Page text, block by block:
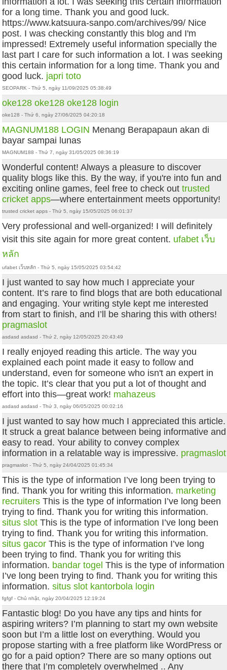
for a long time. Thank you and good luck.
https://www.katsuura-sanpo.com/archives/99/ Nice
post. I was checking constantly this blog and I'm
impressed! Extremely useful information specially the
last part I care for such information a lot. I was seeking
this certain information for a long time. Thank you and
good luck. japri toto
SEOPARK - Thứ 5, ngày 11/09/2025 05:38:49
oke128 oke128 oke128 login
oke128 - Thứ 6, ngày 27/06/2025 04:20:18
MAGNUM188 LOGIN Menang Berapapaun akan di
bayar sampai lunas
MAGNUM188 - Thứ 7, ngày 31/05/2025 08:36:19
Wonderful content! Always a pleasure to discover
quality blogs like this. By the way, if you're into fun and
exciting online games, feel free to check outtrusted
cricket apps—where entertainment meets opportunity!
trusted cricket apps - Thứ 5, ngày 15/05/2025 06:01:37
Very professional and well-organized! I will definitely
visit this site again for more great content. ufabet เว็บ
หลัก
ufabet เว็บหลัก - Thứ 5, ngày 15/05/2025 03:54:42
I just wanted to say how much I appreciate your
content. It’s rare to find blogs that are both educational
and engaging. Your writing style kept me interested
from start to finish, and I’ll be sharing this with others!
pragmaslot
asdasd asdasd - Thứ 2, ngày 12/05/2025 20:43:49
I really enjoyed reading this article. The way you
explained each point made it easy to follow and
understand, even for someone who isn't an expert in
the topic. It’s clear that you put a lot of thought and
effort into this—great work! mahazeus
asdasd asdasd - Thứ 3, ngày 06/05/2025 00:02:16
I just wanted to say how much I appreciated this article.
It struck a great balance between being informative and
easy to read. Your ability to convey complex
information in a relatable way is impressive. pragmaslot
pragmaslot - Thứ 5, ngày 24/04/2025 01:45:34
This is the type of information I’ve long been trying to
find. Thank you for writing this information. marketing
recruiters This is the type of information I’ve long been
trying to find. Thank you for writing this information.
situs slot This is the type of information I’ve long been
trying to find. Thank you for writing this information.
situs gacor This is the type of information I’ve long
been trying to find. Thank you for writing this
information. bandar togel This is the type of information
I’ve long been trying to find. Thank you for writing this
information.situs slot kantorbola login
fgfgf - Chủ nhật, ngày 20/04/2025 12:19:24
Fantastic blog! Do you have any tips and hints for
aspiring writers? I’m planning to start my own website
soon but I’m a little lost on everything. Would you
propose starting with a free platform like WordPress or
go for a paid option? There are so many options out
there that I’m completely overwhelmed .. Any